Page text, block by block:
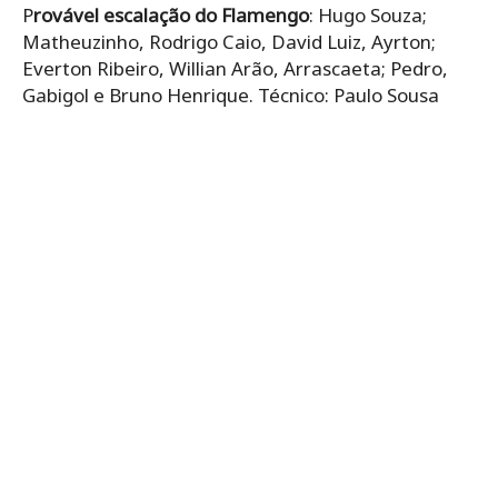
Provável escalação do Flamengo: Hugo Souza;
Matheuzinho, Rodrigo Caio, David Luiz, Ayrton;
Everton Ribeiro, Willian Arão, Arrascaeta; Pedro,
Gabigol e Bruno Henrique. Técnico: Paulo Sousa